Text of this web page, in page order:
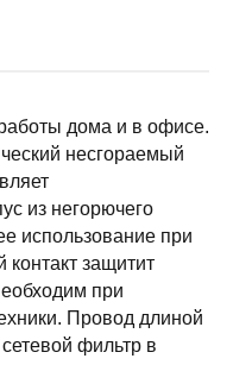
дома и в офисе.
несгораемый
из негорючего
использование при
защитит
при
Провод длиной
фильтр в